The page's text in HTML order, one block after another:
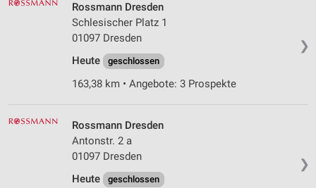
❯
Rossmann Dresden
Schlesischer Platz 1
01097 Dresden
Heute
geschlossen
163,38 km • Angebote: 3 Prospekte
❯
Rossmann Dresden
Antonstr. 2 a
01097 Dresden
Heute
geschlossen
Verwendung von Profilen zur Auswahl
personalisierter Werbung
Erstellung von Profilen zur Personalisierung
von Inhalten
Messung der Werbeleistung